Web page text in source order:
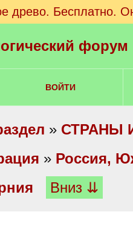
древо. Бесплатно.
ВОЙТИ
» СТРАНЫ
» Россия,
Вниз ⇊